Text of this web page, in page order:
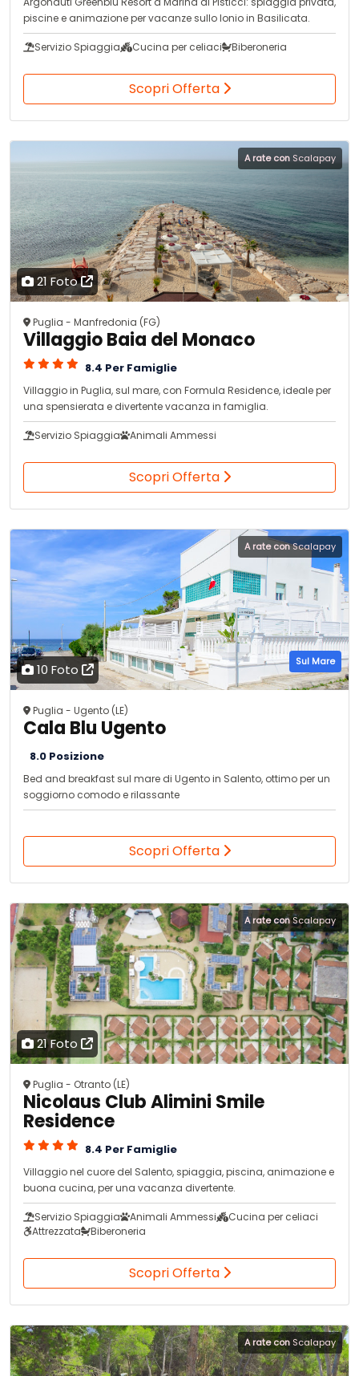
piscine e animazione per vacanze sullo Ionio in Basilicata.
Servizio Spiaggia Cucina per celiaci Biberoneria
Scopri Offerta
21 Foto
A rate con Scalapay
Puglia - Manfredonia (FG)
Villaggio Baia del Monaco
8.4 Per Famiglie
Villaggio in Puglia, sul mare, con Formula Residence, ideale per
una spensierata e divertente vacanza in famiglia.
Servizio Spiaggia Animali Ammessi
Scopri Offerta
10 Foto
A rate conScalapay
Sul Mare
Puglia - Ugento (LE)
Cala Blu Ugento
8.0 Posizione
Bed and breakfast sul mare di Ugento in Salento, ottimo per un
soggiorno comodo e rilassante
Scopri Offerta
21 Foto
A rate conScalapay
Puglia - Otranto (LE)
Nicolaus Club Alimini Smile
Residence
8.4 Per Famiglie
Villaggio nel cuore del Salento, spiaggia, piscina, animazione e
buona cucina, per una vacanza divertente.
Servizio Spiaggia Animali Ammessi
Cucina per celiaci
Attrezzata
Biberoneria
Scopri Offerta
A rate con Scalapay